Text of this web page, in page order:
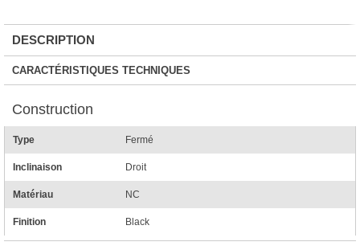
DESCRIPTION
CARACTÉRISTIQUES TECHNIQUES
Construction
Type Fermé
Inclinaison Droit
Matériau NC
Finition Black